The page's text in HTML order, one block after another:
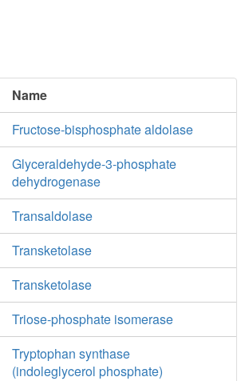
Name
Fructose-bisphosphate aldolase
Glyceraldehyde-3-phosphate
dehydrogenase
Transaldolase
Transketolase
Transketolase
Triose-phosphate isomerase
Tryptophan synthase
(indoleglycerol phosphate)